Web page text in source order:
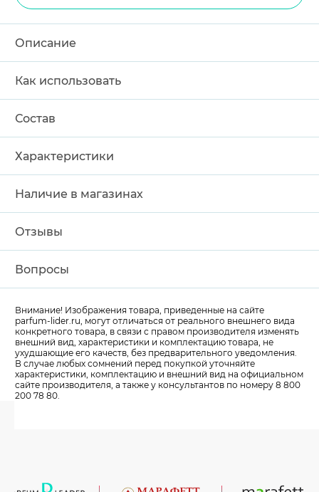
Описание
Как использовать
Состав
Характеристики
Наличие в магазинах
Отзывы
Вопросы
Внимание! Изображения товара, приведенные на сайте
parfum-lider.ru, могут отличаться от реального внешнего вида
конкретного товара, в связи с правом производителя изменять
внешний вид, характеристики и комплектацию товара, не
ухудшающие его качеств, без предварительного уведомления.
В случае любых сомнений перед покупкой уточняйте
характеристики, комплектацию и внешний вид на официальном
сайте производителя, а также у консультантов по номеру 8 800
200 78 80.